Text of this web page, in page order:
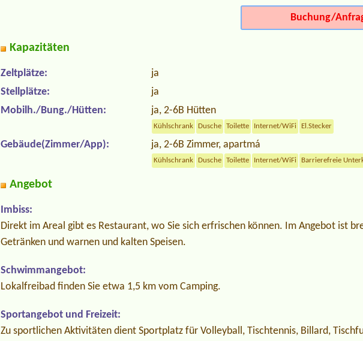
Buchung/
Kapazitäten
Zeltplätze:
ja
Stellplätze:
ja
Mobilh./Bung./Hütten:
ja, 2-6B Hütten
Kühlschrank Dusche Toilette Internet/WiFi El.Stecker
Gebäude(Zimmer/App): ja, 2-6B Zimmer, apartmá
Kühlschrank Dusche Toilette Internet/WiFi Barrierefreie
Angebot
Imbiss:
Direkt im Areal gibt es Restaurant, wo Sie sich erfrischen können. Im Angebot ist
Getränken und warnen und kalten Speisen.
Schwimmangebot:
Lokalfreibad finden Sie etwa 1,5 km vom Camping.
Sportangebot und Freizeit:
Zu sportlichen Aktivitäten dient Sportplatz für Volleyball, Tischtennis, Billard,